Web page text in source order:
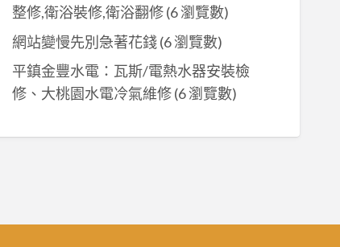
整修,衛浴裝修,衛浴翻修(6 瀏覽數)
網站變慢先別急著花錢(6 瀏覽數)
平鎮金豐水電：瓦斯/電熱水器安裝檢
修、大桃園水電冷氣維修(6 瀏覽數)